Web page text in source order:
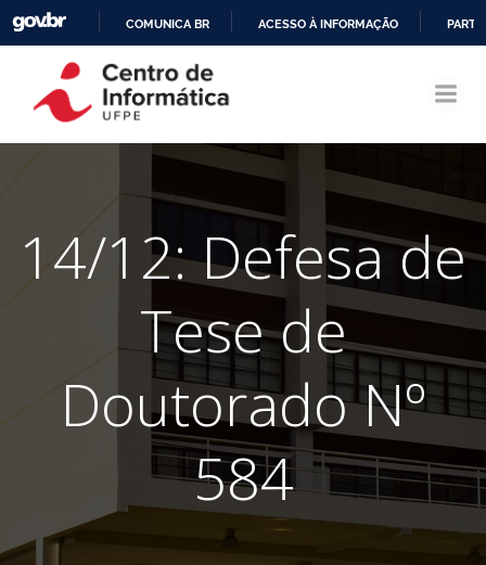
CONTEÚDO
COMUNICA BR ACESSO À INFORMAÇÃO
14/12: Defesa de
Tese de
Doutorado Nº
584